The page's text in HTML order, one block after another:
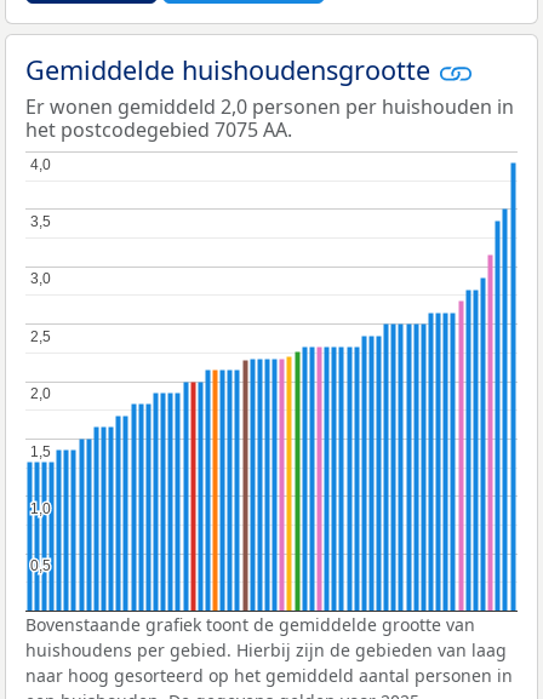
Gemiddelde huishoudensgrootte
Er wonen gemiddeld 2,0 personen per huishouden in
het postcodegebied 7075 AA.
0,5
0,5
1,0
1,0
1,5
1,5
2,0
2,0
2,5
2,5
3,0
3,0
3,5
3,5
4,0
4,0
Bovenstaande grafiek toont de gemiddelde grootte van
huishoudens per gebied. Hierbij zijn de gebieden van laag
naar hoog gesorteerd op het gemiddeld aantal personen in